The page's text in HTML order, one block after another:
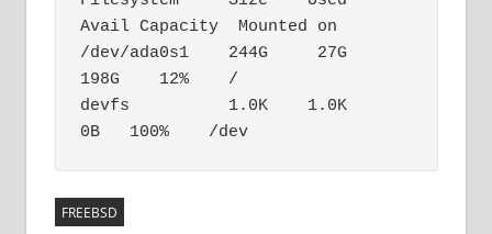
Avail Capacity  Mounted on
/dev/ada0s1    244G     27G
198G    12%    /
devfs          1.0K    1.0K
0B   100%    /dev
FREEBSD